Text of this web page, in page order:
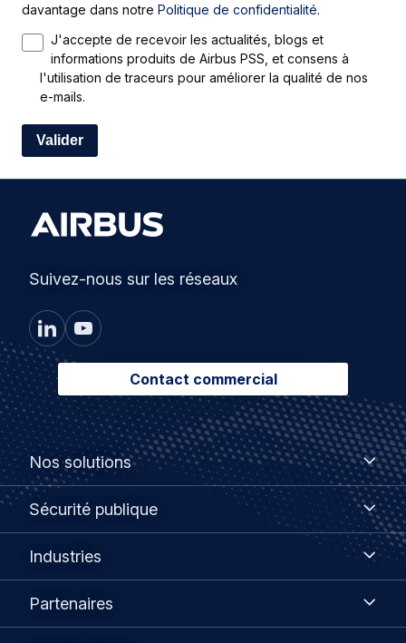
davantage dans notre Politique de confidentialité.
J'accepte de recevoir les actualités, blogs et
informations produits de Airbus PSS, et consens à
l'utilisation de traceurs pour améliorer la qualité de nos
e-mails.
Suivez-nous sur les réseaux
Contact commercial
Footer
menu
Nos solutions
Nos
solutions
Sécurité publique
Sécurité
Industries
Partenaires